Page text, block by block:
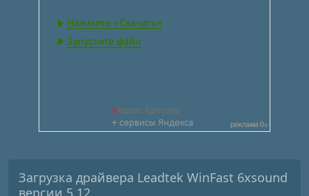
Загрузка драйвера Leadtek WinFast 6xsound
версии 5.12